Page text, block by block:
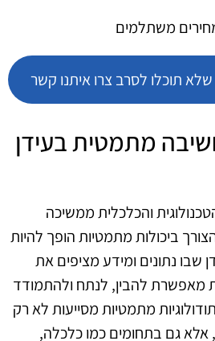
משתלמים
תוכלו לסרב צרו איתנו קשר
מתמטית בעידן
הטכנולוגית והכלכלית ממשיכה
ביכולות מתמטיות הופך להיות
שבו נתונים ומידע מציפים את
מאפשרת להבין, לנתח ולהתמודד
מתמטיות מסייעות לא רק
גם בתחומים כמו כלכלה,